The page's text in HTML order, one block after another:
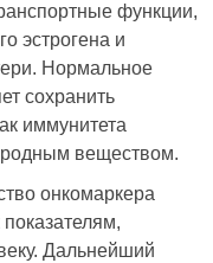
функции,
эстрогена и
Нормальное
сохранить
иммунитета
веществом.
онкомаркера
Дальнейший